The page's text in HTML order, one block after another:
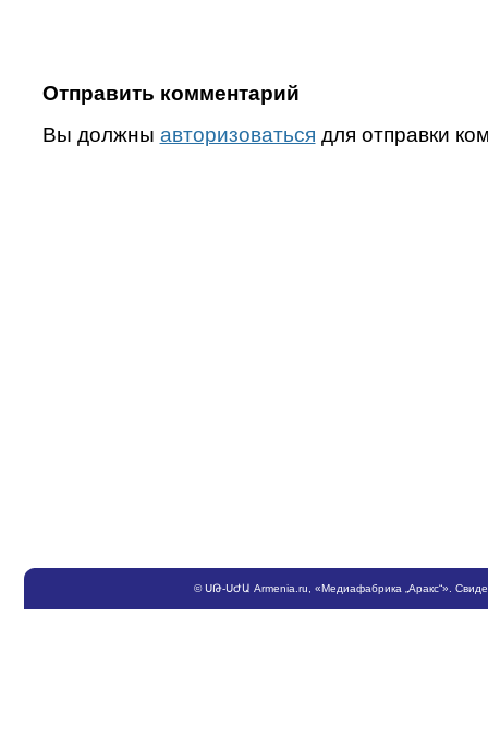
Отправить комментарий
Вы должны авторизоваться для отправки
©ՍԹ-ՍԺԱ Armenia.ru , «Медиафабрика „Аракс“».